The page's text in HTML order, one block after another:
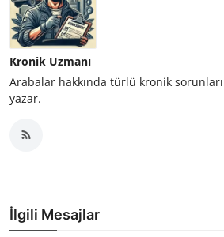
Kronik Uzmanı
Arabalar hakkında türlü kronik
yazar.
İlgili Mesajlar